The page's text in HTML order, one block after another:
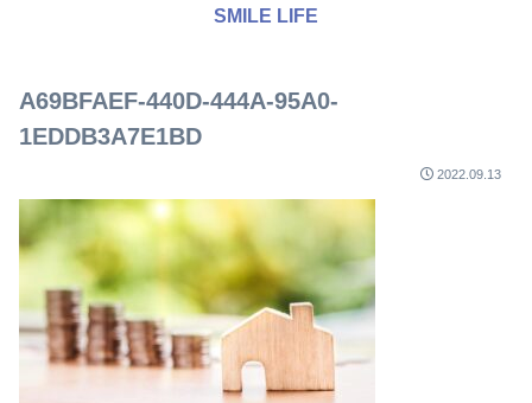
SMILE LIFE
A69BFAEF-440D-444A-95A0-
1EDDB3A7E1BD
2022.09.13